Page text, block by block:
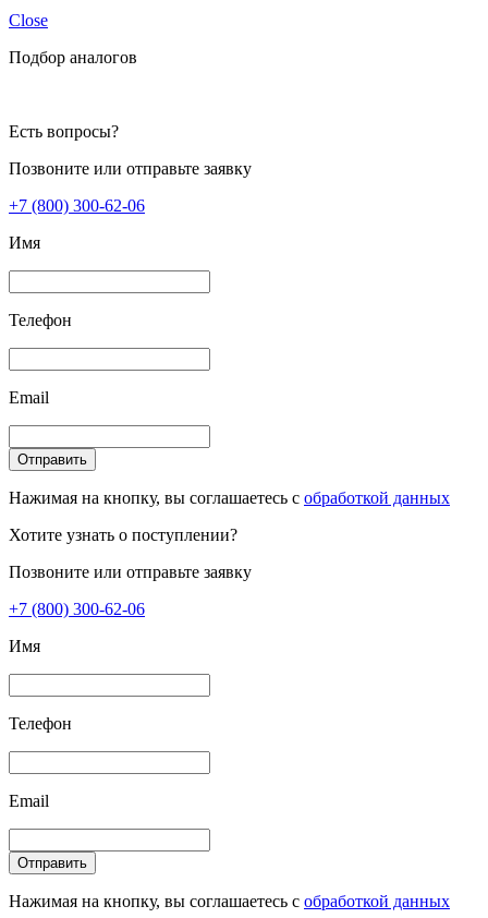
Close
Подбор аналогов
Есть вопросы?
Позвоните или отправьте заявку
+7 (800) 300-62-06
Имя
Телефон
Email
Отправить
Нажимая на кнопку, вы соглашаетесь с обработкой данных
Хотите узнать о поступлении?
Позвоните или отправьте заявку
+7 (800) 300-62-06
Имя
Телефон
Email
Отправить
Нажимая на кнопку, вы соглашаетесь с обработкой данных